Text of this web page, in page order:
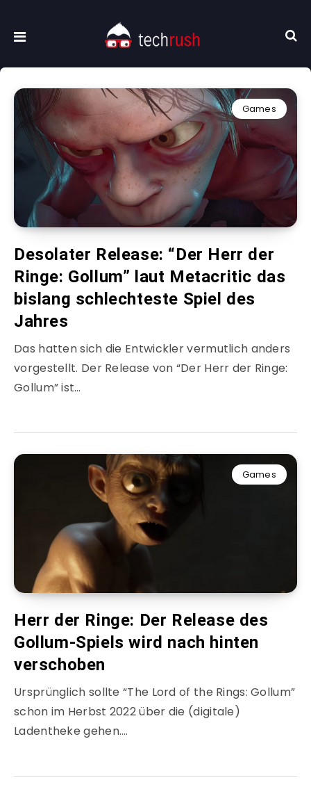
Games
Desolater Release: “Der Herr der
Ringe: Gollum” laut Metacritic das
bislang schlechteste Spiel des
Jahres
Das hatten sich die Entwickler vermutlich anders
vorgestellt. Der Release von “Der Herr der Ringe:
Gollum” ist…
Games
Herr der Ringe: Der Release des
Gollum-Spiels wird nach hinten
verschoben
Ursprünglich sollte “The Lord of the Rings: Gollum”
schon im Herbst 2022 über die (digitale)
Ladentheke gehen….